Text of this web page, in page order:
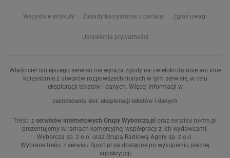
Wszystkie artykuły Zasady korzystania z portalu Zgłoś uwagi
Ustawienia prywatności
Właściciel niniejszego serwisu nie wyraża zgody na zwielokrotnianie ani inne
korzystanie z utworów rozpowszechnionych w tym serwisie, w celu
eksploracji tekstów i danych. Więcej informacji w
zastrzeżeniu dot. eksploracji tekstów i danych
Treści z serwisów internetowych Grupy Wyborcza.pl oraz serwisu tokfm.pl
prezentujemy w ramach komercyjnej współpracy z ich wydawcami:
Wyborcza sp. z o.o. oraz Grupą Radiową Agory sp. z o.o.
Wybrane treści z serwisu Sport.pl są dostępne po wykupieniu płatnej
subskrypcji